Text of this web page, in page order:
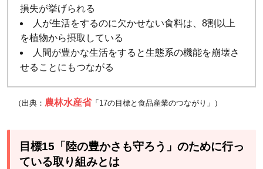
損失が挙げられる
人が生活をするのに欠かせない食料は、8割以上
を植物から摂取している
人間が豊かな生活をすると生態系の機能を崩壊さ
せることにもつながる
（出典： 農林水産省「17の目標と食品産業のつながり」）
目標15「陸の豊かさも守ろう」のために行っ
ている取り組みとは